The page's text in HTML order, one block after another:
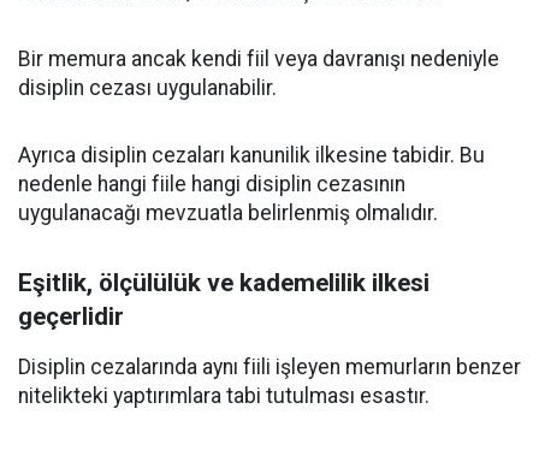
Bir memura ancak kendi fiil veya davranışı nedeniyle
disiplin cezası uygulanabilir.
Ayrıca disiplin cezaları kanunilik ilkesine tabidir. Bu
nedenle hangi fiile hangi disiplin cezasının
uygulanacağı mevzuatla belirlenmiş olmalıdır.
Eşitlik, ölçülülük ve kademelilik ilkesi
geçerlidir
Disiplin cezalarında aynı fiili işleyen memurların benzer
nitelikteki yaptırımlara tabi tutulması esastır.